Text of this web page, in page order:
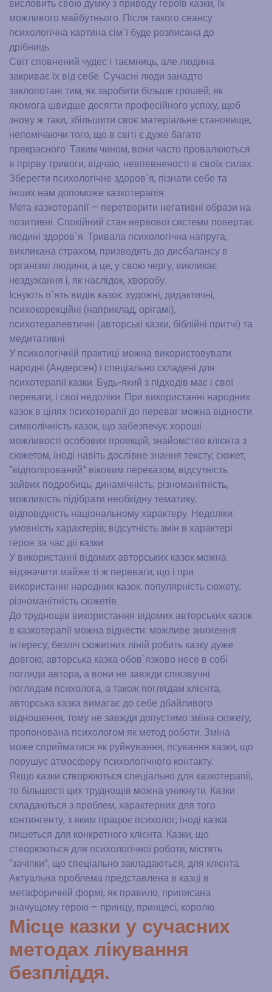
висловить свою думку з приводу героїв казки, їх
можливого майбутнього. Після такого сеансу
психологічна картина сім`ї буде розписана до
дрібниць.
Світ сповнений чудес і таємниць, але людина
закриває їх від себе. Сучасні люди занадто
заклопотані тим, як заробити більше грошей; як
якомога швидше досягти професійного успіху, щоб
знову ж таки, збільшити своє матеріальне становище,
непомічаючи того, що в світі є дуже багато
прекрасного. Таким чином, вони часто провалюються
в прірву тривоги, відчаю, невпевненості в своїх силах.
Зберегти психологічне здоров`я, пізнати себе та
інших нам допоможе казкотерапія.
Мета казкотерапії — перетворити негативні образи на
позитивні. Спокійний стан нервової системи повертає
людині здоров`я. Тривала психологічна напруга,
викликана страхом, призводить до дисбалансу в
організмі людини, а це, у свою чергу, викликає
нездужання і, як наслідок, хворобу.
Існують п`ять видів казок: художні, дидактичні,
психокорекційні (наприклад, орігамі),
психотерапевтичні (авторські казки, біблійні притчі) та
медитативні.
У психологічній практиці можна використовувати
народні (Андерсен) і спеціально складені для
психотерапії казки. Будь-який з підходів має і свої
переваги, і свої недоліки. При використанні народних
казок в цілях психотерапії до переваг можна віднести:
символічність казок, що забезпечує хороші
можливості особових проекцій; знайомство клієнта з
сюжетом, іноді навіть дослівне знання тексту; сюжет,
“відполірований” віковим переказом, відсутність
зайвих подробиць; динамічність; різноманітність,
можливість підібрати необхідну тематику;
відповідність національному характеру. Недоліки:
умовність характерів; відсутність змін в характері
героя за час дії казки.
У використанні відомих авторських казок можна
відзначити майже ті ж переваги, що і при
використанні народних казок: популярність сюжету;
різноманітність сюжетів.
До труднощів використання відомих авторських казок
в казкотерапії можна віднести: можливе зниження
інтересу; безліч сюжетних ліній робить казку дуже
довгою; авторська казка обов`язково несе в собі
погляди автора, а вони не завжди співзвучні
поглядам психолога, а також поглядам клієнта;
авторська казка вимагає до себе дбайливого
відношення, тому не завжди допустимо зміна сюжету,
пропонована психологом як метод роботи. Зміна
може сприйматися як руйнування, псування казки, що
порушує атмосферу психологічного контакту.
Якщо казки створюються спеціально для казкотерапії,
то більшості цих труднощів можна уникнути. Казки
складаються з проблем, характерних для того
контингенту, з яким працює психолог; іноді казка
пишеться для конкретного клієнта. Казки, що
створюються для психологічної роботи, містять
“зачіпки”, що спеціально закладаються, для клієнта.
Актуальна проблема представлена в казці в
метафоричній формі; як правило, приписана
значущому герою – принцу, принцесі, королю.
Місце казки у сучасних
методах лікування
безпліддя.